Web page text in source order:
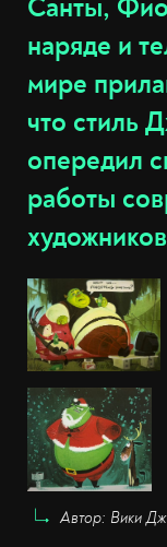
Санты,
наряде и
мире
что стиль
опередил
работы
Автор: Вики